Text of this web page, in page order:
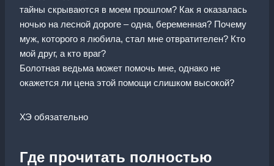
тайны скрываются в моем прошлом? Как я оказалась
ночью на лесной дороге – одна, беременная? Почему
муж, которого я любила, стал мне отвратителен? Кто
мой друг, а кто враг?
Болотная ведьма может помочь мне, однако не
окажется ли цена этой помощи слишком высокой?
ХЭ обязательно
Где прочитать полностью